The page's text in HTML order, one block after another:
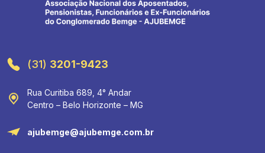
(31) 3201-9423
Rua Curitiba 689, 4° Andar
Centro – Belo Horizonte – MG
ajubemge@ajubemge.com.br